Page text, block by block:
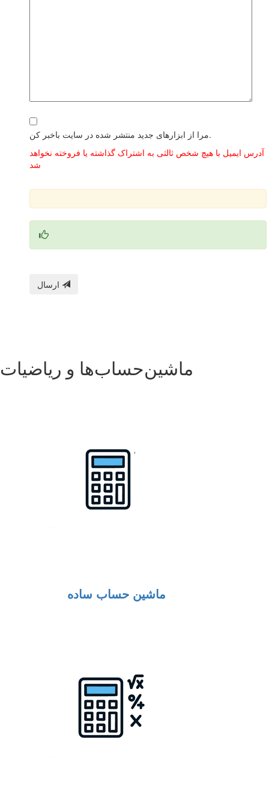
مرا از ابزارهای جدید منتشر شده در سایت باخبر کن.
آدرس ایمیل با هیچ شخص ثالثی به اشتراک گذاشته یا فروخته نخواهد
شد
ماشین‌حساب‌ها و ریاضیات
ماشین حساب ساده